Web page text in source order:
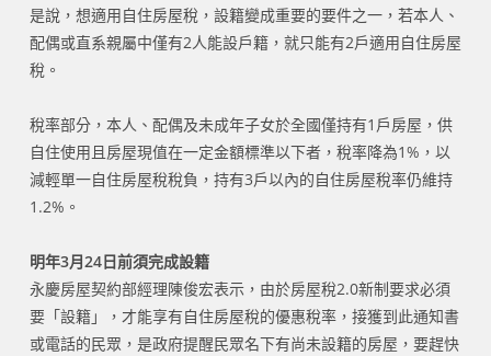
是說，想適用自住房屋稅，設籍變成重要的要件之一，若本人、
配偶或直系親屬中僅有2人能設戶籍，就只能有2戶適用自住房屋
稅。
稅率部分，本人、配偶及未成年子女於全國僅持有1戶房屋，供
自住使用且房屋現值在一定金額標準以下者，稅率降為1%，以
減輕單一自住房屋稅稅負，持有3戶以內的自住房屋稅率仍維持
1.2%。
明年3月24日前須完成設籍
永慶房屋契約部經理陳俊宏表示，由於房屋稅2.0新制要求必須
要「設籍」，才能享有自住房屋稅的優惠稅率，接獲到此通知書
或電話的民眾，是政府提醒民眾名下有尚未設籍的房屋，要趕快